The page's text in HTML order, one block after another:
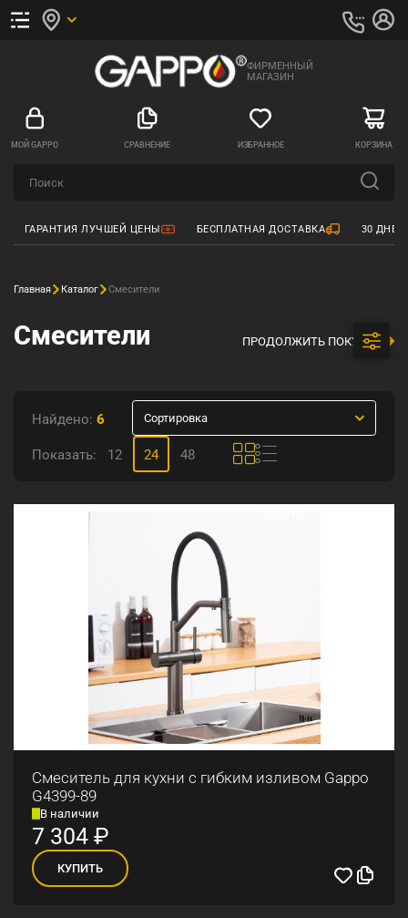
ФИРМЕННЫЙ
МАГАЗИН
МОЙ GAPPO СРАВНЕНИЕ ИЗБРАННОЕ КОРЗИНА
ГАРАНТИЯ ЛУЧШЕЙ ЦЕНЫ БЕСПЛАТНАЯ ДОСТАВКА 30
Главная Каталог Смесители
Смесители ПРОДОЛЖИТЬ ПОКУПКИ
Найдено: 6 Сортировка
Показать: 12 24 48
Смеситель для кухни с гибким изливом Gappo
G4399-89
В наличии
7 304₽
КУПИТЬ